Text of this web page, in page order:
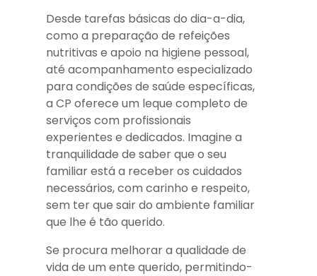
Desde tarefas básicas do dia-a-dia,
como a preparação de refeições
nutritivas e apoio na higiene pessoal,
até acompanhamento especializado
para condições de saúde específicas,
a CP oferece um leque completo de
serviços com profissionais
experientes e dedicados. Imagine a
tranquilidade de saber que o seu
familiar está a receber os cuidados
necessários, com carinho e respeito,
sem ter que sair do ambiente familiar
que lhe é tão querido.
Se procura melhorar a qualidade de
vida de um ente querido, permitindo-